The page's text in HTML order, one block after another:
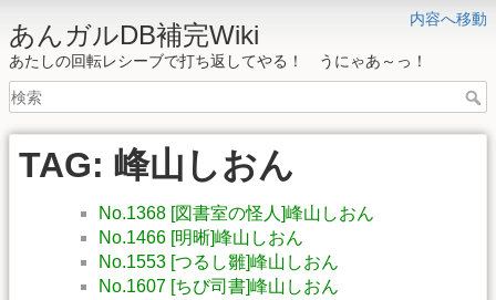
内容へ移動
あんガルDB補完Wiki
あたしの回転レシーブで打ち返してやる！ うにゃあ～っ！
TAG: 峰山しおん
No.1368 [図書室の怪人]峰山しおん
No.1466 [明晰]峰山しおん
No.1553 [つるし雛]峰山しおん
No.1607 [ちび司書]峰山しおん